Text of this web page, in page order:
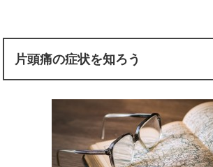
片頭痛の症状を知ろう